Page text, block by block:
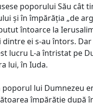
poporului Său cât
și în împărăția „de
întoarce la
dintre ei s-au întors.
lucru L-a întristat pe
lui, în Iuda.
lui Dumnezeu
împărăție după